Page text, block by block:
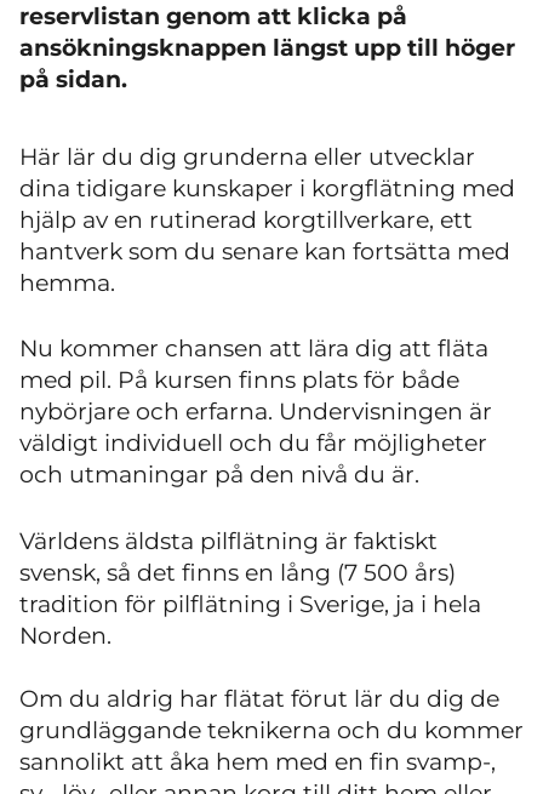
reservlistan genom att klicka på
ansökningsknappen längst upp till höger
på sidan.
Här lär du dig grunderna eller utvecklar
dina tidigare kunskaper i korgflätning med
hjälp av en rutinerad korgtillverkare, ett
hantverk som du senare kan fortsätta med
hemma.
Nu kommer chansen att lära dig att fläta
med pil. På kursen finns plats för både
nybörjare och erfarna. Undervisningen är
väldigt individuell och du får möjligheter
och utmaningar på den nivå du är.
Världens äldsta pilflätning är faktiskt
svensk, så det finns en lång (7 500 års)
tradition för pilflätning i Sverige, ja i hela
Norden.
Om du aldrig har flätat förut lär du dig de
grundläggande teknikerna och du kommer
sannolikt att åka hem med en fin svamp-,